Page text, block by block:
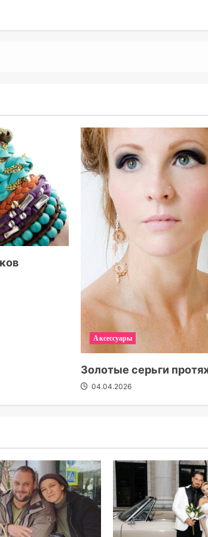
Аксессуары
Золотые серьги
04.04.2026